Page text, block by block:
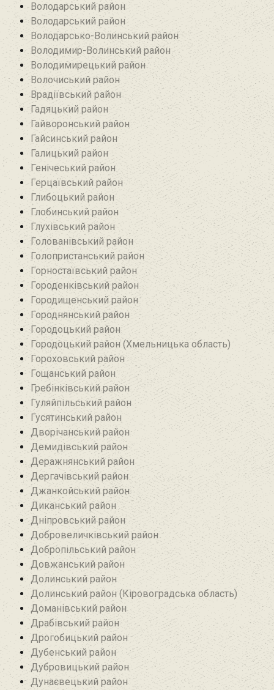
Володарський район
Володарський район
Володарсько-Волинський район
Володимир-Волинський район
Володимирецький район‎
Волочиський район
Врадіївський район‎
Гадяцький район
Гайворонський район
Гайсинський район
Галицький район
Генічеський район
Герцаївський район
Глибоцький район
Глобинський район
Глухівський район‎
Голованівський район
Голопристанський район
Горностаївський район‎
Городенківський район
Городищенський район‎
Городнянський район
Городоцький район
Городоцький район (Хмельницька область)
Гороховський район
Гощанський район
Гребінківський район
Гуляйпільський район‎
Гусятинський район‎
Дворічанський район
Демидівський район
Деражнянський район
Дергачівський район
Джанкойський район
Диканський район
Дніпровський район
Добровеличківський район
Добропільський район‎
Довжанський район
Долинський район
Долинський район (Кіровоградська область)
Доманівський район‎
Драбівський район‎
Дрогобицький район
Дубенський район
Дубровицький район‎
Дунаєвецький район